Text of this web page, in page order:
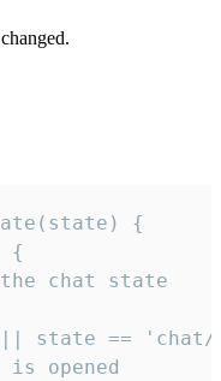
{
{
chat state
state ==
is opened